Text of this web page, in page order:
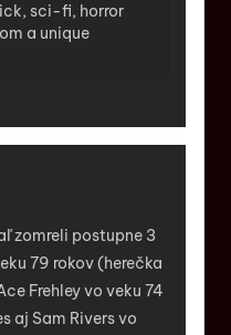
sci-fi, horror
a unique
zomreli postupne 3
79 rokov (herečka
Frehley vo veku 74
aj Sam Rivers vo